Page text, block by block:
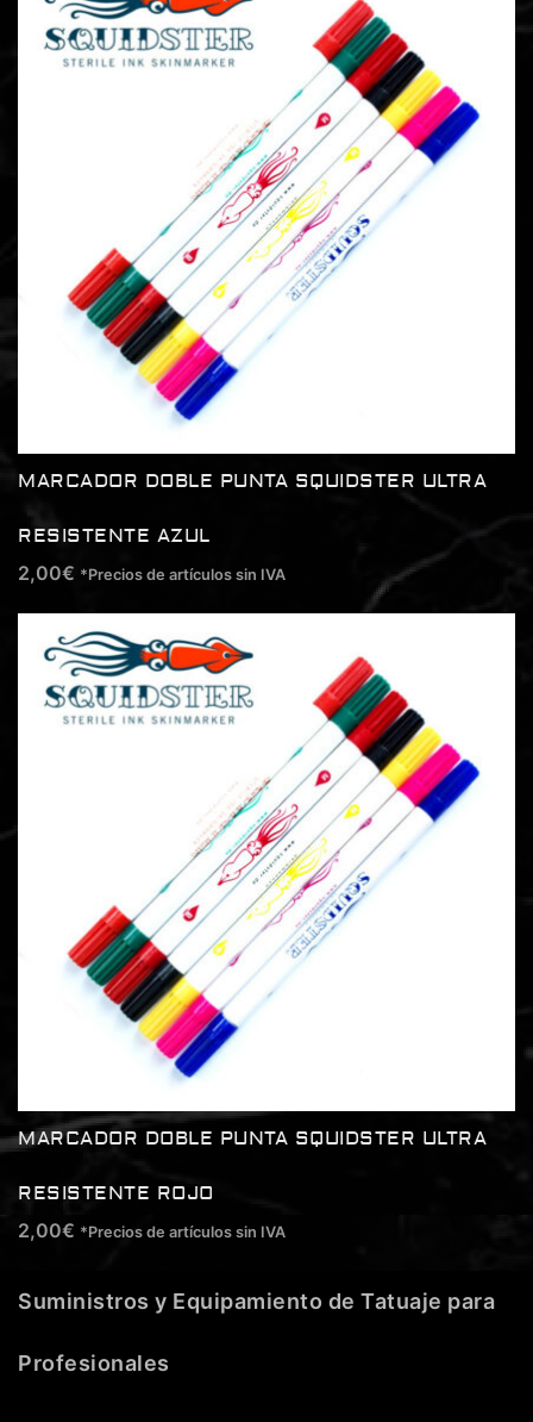
MARCADOR DOBLE PUNTA SQUIDSTER ULTRA
RESISTENTE AZUL
2,00€ *Precios de artículos sin IVA
MARCADOR DOBLE PUNTA SQUIDSTER ULTRA
RESISTENTE ROJO
2,00€ *Precios de artículos sin IVA
Suministros y Equipamiento de Tatuaje para
Profesionales